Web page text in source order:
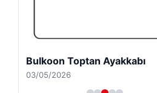
Bulkoon Toptan Ayakkabı
03/05/2026